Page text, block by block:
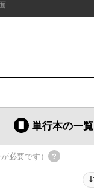
単行本の一覧
必要です）